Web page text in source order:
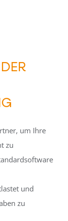
um Ihre
zu
und
zu